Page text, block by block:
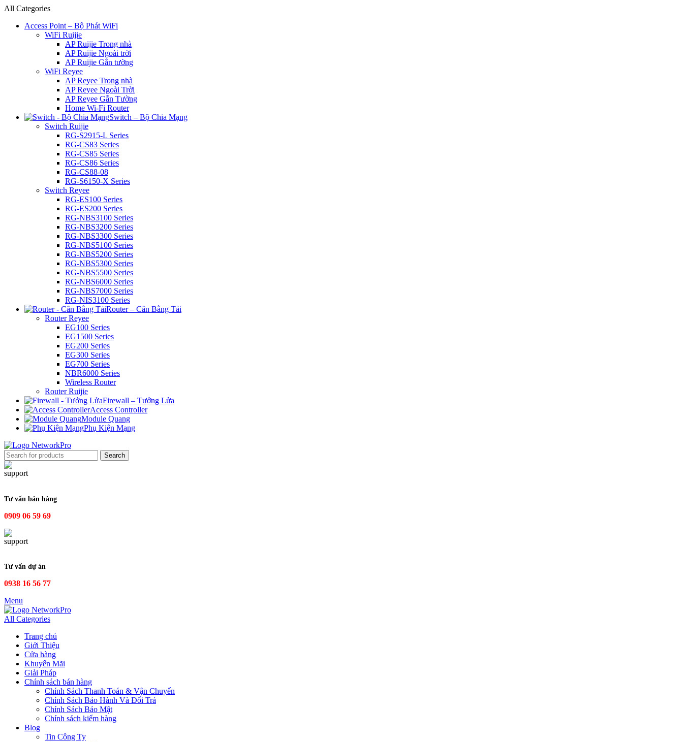
All Categories
Access Point – Bộ Phát WiFi
WiFi Ruijie
AP Ruijie Trong nhà
AP Ruijie Ngoài trời
AP Ruijie Gắn tường
WiFi Reyee
AP Reyee Trong nhà
AP Reyee Ngoài Trời
AP Reyee Gắn Tường
Home Wi-Fi Router
Switch – Bộ Chia Mạng
Switch Ruijie
RG-S2915-L Series
RG-CS83 Series
RG-CS85 Series
RG-CS86 Series
RG-CS88-08
RG-S6150-X Series
Switch Reyee
RG-ES100 Series
RG-ES200 Series
RG-NBS3100 Series
RG-NBS3200 Series
RG-NBS3300 Series
RG-NBS5100 Series
RG-NBS5200 Series
RG-NBS5300 Series
RG-NBS5500 Series
RG-NBS6000 Series
RG-NBS7000 Series
RG-NIS3100 Series
Router – Cân Bằng Tải
Router Reyee
EG100 Series
EG1500 Series
EG200 Series
EG300 Series
EG700 Series
NBR6000 Series
Wireless Router
Router Ruijie
Firewall – Tưởng Lửa
Access Controller
Module Quang
Phụ Kiện Mạng
Search
Tư vấn bán hàng
0909 06 59 69
Tư vấn dự án
0938 16 56 77
Menu
All Categories
Trang chủ
Giới Thiệu
Cửa hàng
Khuyến Mãi
Giải Pháp
Chính sách bán hàng
Chính Sách Thanh Toán & Vận Chuyển
Chính Sách Bảo Hành Và Đổi Trả
Chính Sách Bảo Mật
Chính sách kiểm hàng
Blog
Tin Công Ty